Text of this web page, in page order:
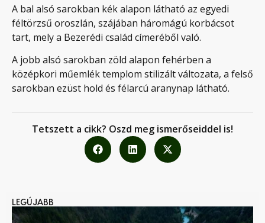
A bal alsó sarokban kék alapon látható az egyedi
féltörzsű oroszlán, szájában háromágú korbácsot
tart, mely a Bezerédi család címeréből való.
A jobb alsó sarokban zöld alapon fehérben a
középkori műemlék templom stilizált változata, a felső
sarokban ezüst hold és félarcú aranynap látható.
Tetszett a cikk? Oszd meg ismerőseiddel is!
LEGÚJABB